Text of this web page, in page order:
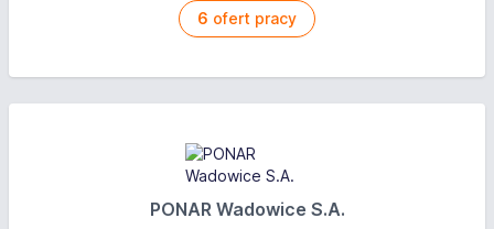
6 ofert pracy
PONAR Wadowice S.A.